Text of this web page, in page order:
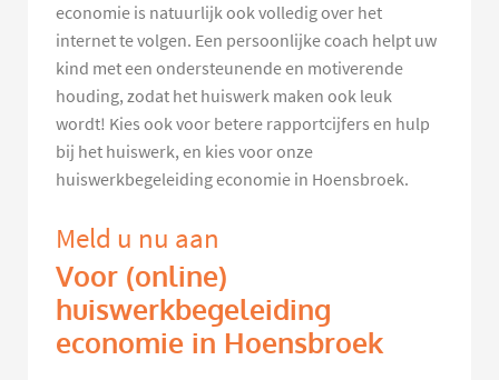
economie is natuurlijk ook volledig over het
internet te volgen. Een persoonlijke coach helpt uw
kind met een ondersteunende en motiverende
houding, zodat het huiswerk maken ook leuk
wordt! Kies ook voor betere rapportcijfers en hulp
bij het huiswerk, en kies voor onze
huiswerkbegeleiding economie in Hoensbroek.
Meld u nu aan
Voor (online)
huiswerkbegeleiding
economie in Hoensbroek